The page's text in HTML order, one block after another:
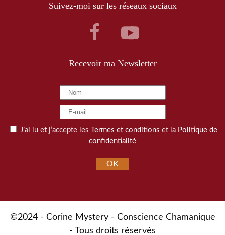
Suivez-moi sur les réseaux sociaux
Recevoir ma Newsletter
J’ai lu et j’accepte les Termes et conditions et la Politique de
confidentialité
OK
©2024 - Corine Mystery - Conscience Chamanique
- Tous droits réservés